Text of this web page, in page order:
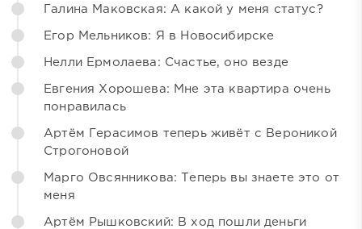
Галина Маковская: А какой у меня статус?
Егор Мельников: Я в Новосибирске
Нелли Ермолаева: Счастье, оно везде
Евгения Хорошева: Мне эта квартира очень
понравилась
Артём Герасимов теперь живёт с Вероникой
Строгоновой
Марго Овсянникова: Теперь вы знаете это от
меня
Артём Рышковский: В ход пошли деньги